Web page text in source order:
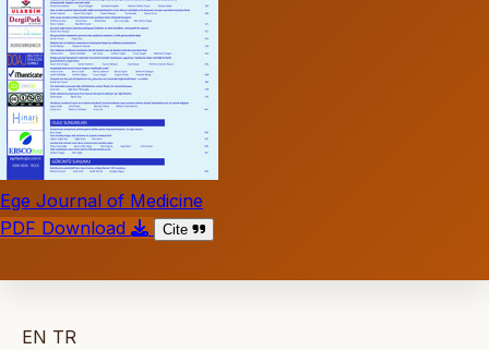
Ege Journal of Medicine
PDF Download
Cite
EN TR